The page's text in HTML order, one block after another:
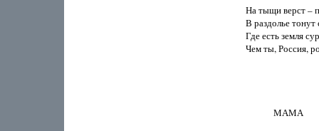
На тыщи верст –
В раздолье
Где есть земля
Чем ты, Россия,
             МАМА